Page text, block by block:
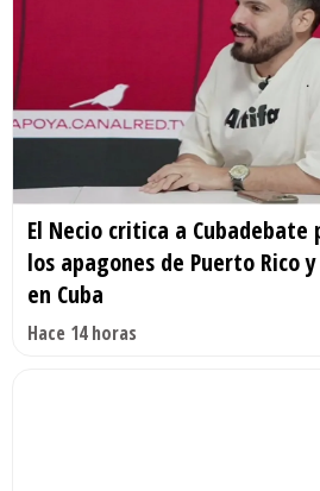
El Necio critica a
los apagones de Puerto Rico
en Cuba
Hace 14 horas